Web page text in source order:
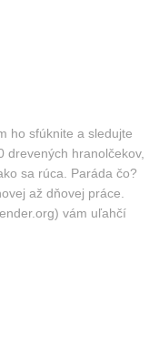
ho sfúknite a sledujte
drevených hranolčekov,
sa rúca. Paráda čo?
až dňovej práce.
vám uľahčí